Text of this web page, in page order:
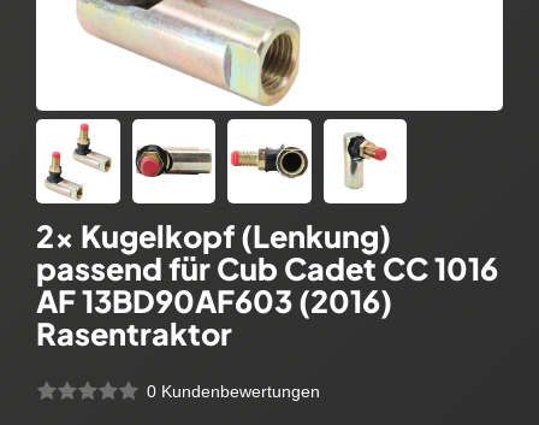
2x Kugelkopf (Lenkung)
passend für Cub Cadet CC 1016
AF 13BD90AF603 (2016)
Rasentraktor
0 Kundenbewertungen